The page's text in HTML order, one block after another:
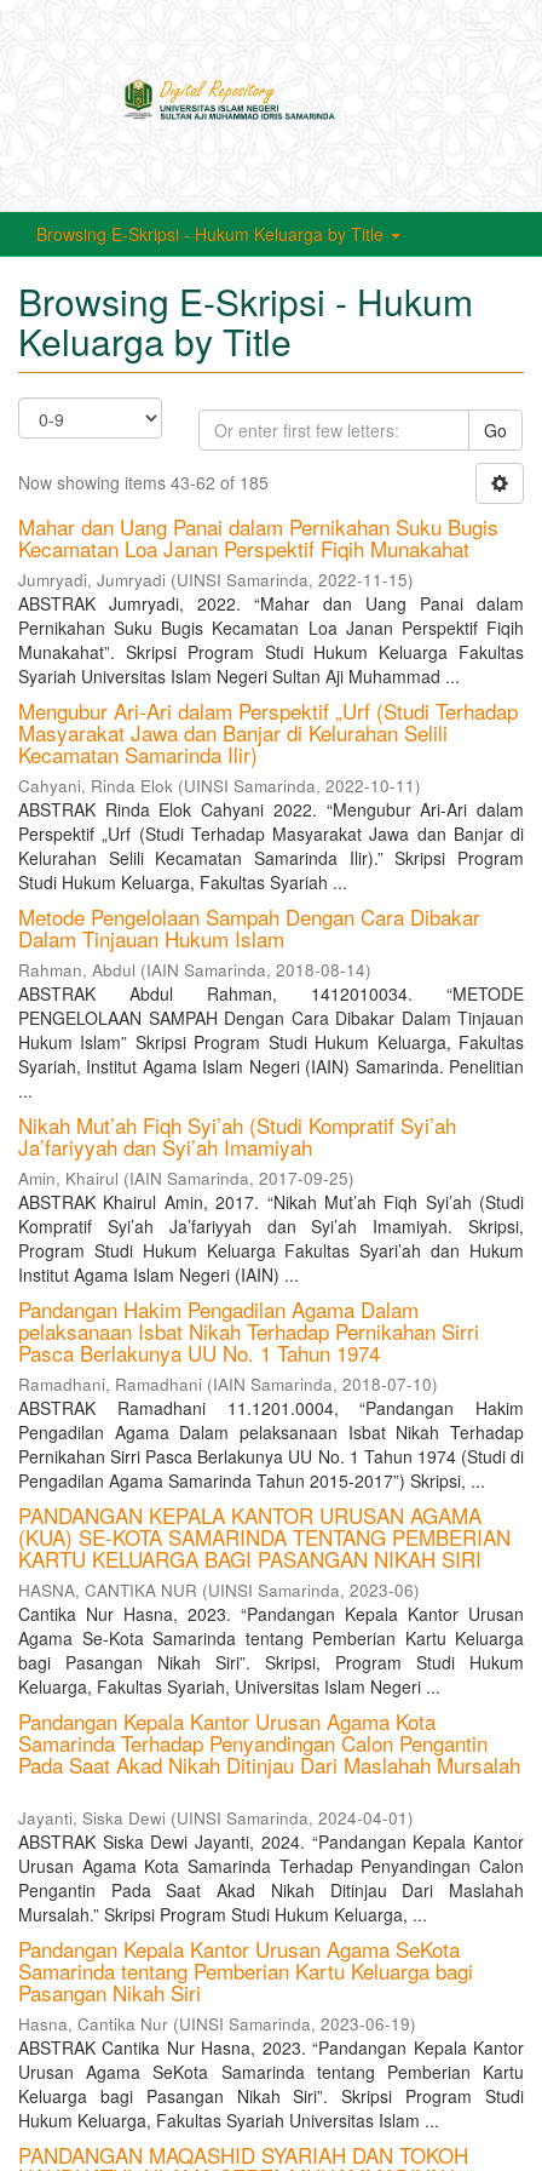
Browsing E-Skripsi - Hukum Keluarga by Title
Browsing E-Skripsi - Hukum
Keluarga by Title
Go
Now showing items 43-62 of 185
Mahar dan Uang Panai dalam Pernikahan Suku Bugis
Kecamatan Loa Janan Perspektif Fiqih Munakahat
Jumryadi, Jumryadi (UINSI Samarinda, 2022-11-15)
ABSTRAK Jumryadi, 2022. “Mahar dan Uang Panai dalam
Pernikahan Suku Bugis Kecamatan Loa Janan Perspektif Fiqih
Munakahat”. Skripsi Program Studi Hukum Keluarga Fakultas
Syariah Universitas Islam Negeri Sultan Aji Muhammad ...
Mengubur Ari-Ari dalam Perspektif „Urf (Studi Terhadap
Masyarakat Jawa dan Banjar di Kelurahan Selili
Kecamatan Samarinda Ilir)
Cahyani, Rinda Elok (UINSI Samarinda, 2022-10-11)
ABSTRAK Rinda Elok Cahyani 2022. “Mengubur Ari-Ari dalam
Perspektif „Urf (Studi Terhadap Masyarakat Jawa dan Banjar di
Kelurahan Selili Kecamatan Samarinda Ilir).” Skripsi Program
Studi Hukum Keluarga, Fakultas Syariah ...
Metode Pengelolaan Sampah Dengan Cara Dibakar
Dalam Tinjauan Hukum Islam
Rahman, Abdul (IAIN Samarinda, 2018-08-14)
ABSTRAK Abdul Rahman, 1412010034. “METODE
PENGELOLAAN SAMPAH Dengan Cara Dibakar Dalam Tinjauan
Hukum Islam” Skripsi Program Studi Hukum Keluarga, Fakultas
Syariah, Institut Agama Islam Negeri (IAIN) Samarinda. Penelitian
...
Nikah Mut’ah Fiqh Syi’ah (Studi Kompratif Syi’ah
Ja’fariyyah dan Syi’ah Imamiyah
Amin, Khairul (IAIN Samarinda, 2017-09-25)
ABSTRAK Khairul Amin, 2017. “Nikah Mut’ah Fiqh Syi’ah (Studi
Kompratif Syi’ah Ja’fariyyah dan Syi’ah Imamiyah. Skripsi,
Program Studi Hukum Keluarga Fakultas Syari’ah dan Hukum
Institut Agama Islam Negeri (IAIN) ...
Pandangan Hakim Pengadilan Agama Dalam
pelaksanaan Isbat Nikah Terhadap Pernikahan Sirri
Pasca Berlakunya UU No. 1 Tahun 1974
Ramadhani, Ramadhani (IAIN Samarinda, 2018-07-10)
ABSTRAK Ramadhani 11.1201.0004, “Pandangan Hakim
Pengadilan Agama Dalam pelaksanaan Isbat Nikah Terhadap
Pernikahan Sirri Pasca Berlakunya UU No. 1 Tahun 1974 (Studi di
Pengadilan Agama Samarinda Tahun 2015-2017”) Skripsi, ...
PANDANGAN KEPALA KANTOR URUSAN AGAMA
(KUA) SE-KOTA SAMARINDA TENTANG PEMBERIAN
KARTU KELUARGA BAGI PASANGAN NIKAH SIRI
HASNA, CANTIKA NUR (UINSI Samarinda, 2023-06)
Cantika Nur Hasna, 2023. “Pandangan Kepala Kantor Urusan
Agama Se-Kota Samarinda tentang Pemberian Kartu Keluarga
bagi Pasangan Nikah Siri”. Skripsi, Program Studi Hukum
Keluarga, Fakultas Syariah, Universitas Islam Negeri ...
Pandangan Kepala Kantor Urusan Agama Kota
Samarinda Terhadap Penyandingan Calon Pengantin
Pada Saat Akad Nikah Ditinjau Dari Maslahah Mursalah
Jayanti, Siska Dewi (UINSI Samarinda, 2024-04-01)
ABSTRAK Siska Dewi Jayanti, 2024. “Pandangan Kepala Kantor
Urusan Agama Kota Samarinda Terhadap Penyandingan Calon
Pengantin Pada Saat Akad Nikah Ditinjau Dari Maslahah
Mursalah.” Skripsi Program Studi Hukum Keluarga, ...
Pandangan Kepala Kantor Urusan Agama SeKota
Samarinda tentang Pemberian Kartu Keluarga bagi
Pasangan Nikah Siri
Hasna, Cantika Nur (UINSI Samarinda, 2023-06-19)
ABSTRAK Cantika Nur Hasna, 2023. “Pandangan Kepala Kantor
Urusan Agama SeKota Samarinda tentang Pemberian Kartu
Keluarga bagi Pasangan Nikah Siri”. Skripsi Program Studi
Hukum Keluarga, Fakultas Syariah Universitas Islam ...
PANDANGAN MAQASHID SYARIAH DAN TOKOH